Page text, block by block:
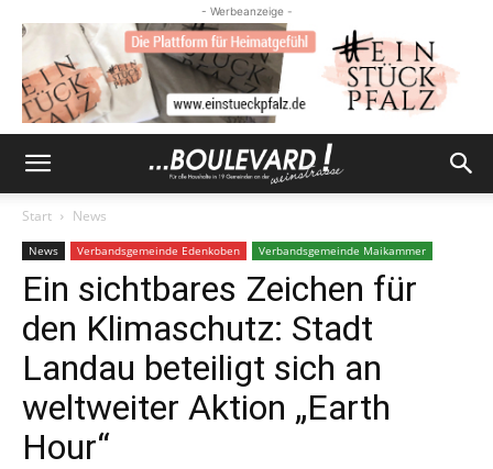
- Werbeanzeige -
Start News
News Verbandsgemeinde Edenkoben Verbandsgemeinde Maikammer
Ein sichtbares Zeichen für
den Klimaschutz: Stadt
Landau beteiligt sich an
weltweiter Aktion „Earth
Hour“